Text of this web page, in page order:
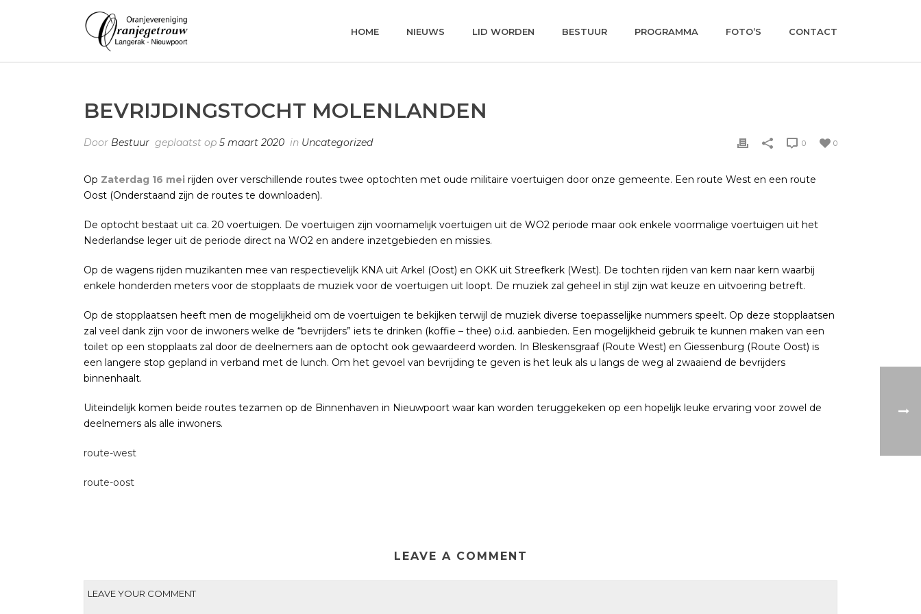
HOME NIEUWS LID WORDEN BESTUUR PROGRAMMA FOTO’S CONTACT
BEVRIJDINGSTOCHT MOLENLANDEN
Door Bestuur geplaatst op 5 maart 2020 in Uncategorized 0
0
Op Zaterdag 16 mei rijden over verschillende routes twee optochten met oude militaire voertuigen door onze gemeente. Een route West en een route
Oost (Onderstaand zijn de routes te downloaden).
De optocht bestaat uit ca. 20 voertuigen. De voertuigen zijn voornamelijk voertuigen uit de WO2 periode maar ook enkele voormalige voertuigen uit het
Nederlandse leger uit de periode direct na WO2 en andere inzetgebieden en missies.
Op de wagens rijden muzikanten mee van respectievelijk KNA uit Arkel (Oost) en OKK uit Streefkerk (West). De tochten rijden van kern naar kern waarbij
enkele honderden meters voor de stopplaats de muziek voor de voertuigen uit loopt. De muziek zal geheel in stijl zijn wat keuze en uitvoering betreft.
Op de stopplaatsen heeft men de mogelijkheid om de voertuigen te bekijken terwijl de muziek diverse toepasselijke nummers speelt. Op deze stopplaatsen
zal veel dank zijn voor de inwoners welke de “bevrijders” iets te drinken (koffie – thee) o.i.d. aanbieden. Een mogelijkheid gebruik te kunnen maken van een
toilet op een stopplaats zal door de deelnemers aan de optocht ook gewaardeerd worden. In Bleskensgraaf (Route West) en Giessenburg (Route Oost) is
een langere stop gepland in verband met de lunch. Om het gevoel van bevrijding te geven is het leuk als u langs de weg al zwaaiend de bevrijders
binnenhaalt.
Uiteindelijk komen beide routes tezamen op de Binnenhaven in Nieuwpoort waar kan worden teruggekeken op een hopelijk leuke ervaring voor zowel de
deelnemers als alle inwoners.
route-west
route-oost
LEAVE A COMMENT